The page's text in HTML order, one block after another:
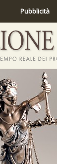
Pubblicità